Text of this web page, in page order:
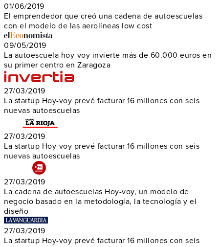
01/06/2019
El emprendedor que creó una cadena de autoescuelas
con el modelo de las aerolíneas low cost
09/05/2019
La autoescuela hoy-voy invierte más de 60.000 euros en
su primer centro en Zaragoza
27/03/2019
La startup Hoy-voy prevé facturar 16 millones con seis
nuevas autoescuelas
27/03/2019
La startup Hoy-voy prevé facturar 16 millones con seis
nuevas autoescuelas
27/03/2019
La cadena de autoescuelas Hoy-voy, un modelo de
negocio basado en la metodología, la tecnología y el
diseño
27/03/2019
La startup Hoy-voy prevé facturar 16 millones con seis